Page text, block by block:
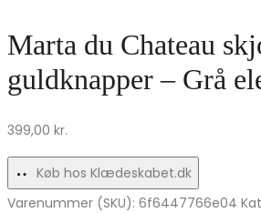
Marta du Chateau
guldknapper – Grå
399,00 kr.
Køb hos Klædeskabet.dk
Varenummer (SKU): 6f6447766e04